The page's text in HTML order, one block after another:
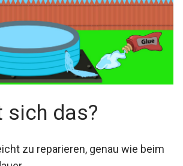
sich das?
zu reparieren, genau wie beim